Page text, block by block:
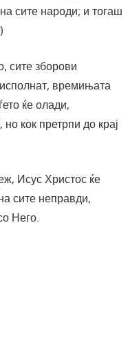
сите народи; и тогаш
сите зборови
времињата
ќе олади,
кок претрпи до крај
Исус Христос ќе
сите неправди,
Него.